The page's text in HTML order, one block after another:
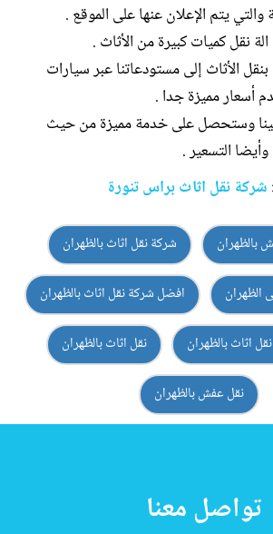
يتم الإعلان عنها على الموقع .
نقل كميات كبيرة من الأثاث .
الأثاث إلى مستودعاتنا عبر سيارات
أسعار مميزة جدا .
وستحصل على خدمة مميزة من حيث
التسعير .
شركة نقل اثاث براس تنورة
بالظهران شركة نقل اثاث بالظهران
افضل شركة نقل اثاث بالظهران
اثاث بالظهران نقل اثاث بالظهران
نقل عفش بالظهران
تواصل معنا